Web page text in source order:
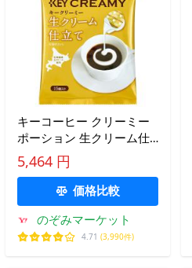
キーコーヒー クリーミー
ポーション 生クリーム仕
立て 4.5ml×15個×20袋入｜
送料無料
5,464 円
価格比較
のぞみマーケット
4.71 (3,990件)